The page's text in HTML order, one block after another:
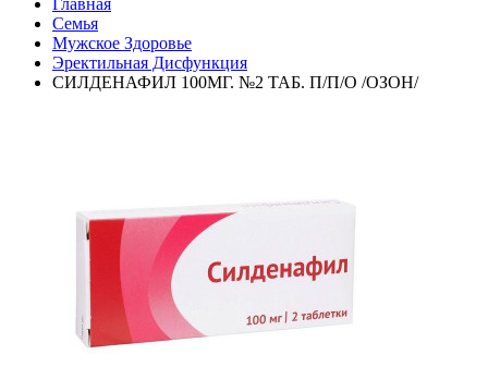
Главная
Семья
Мужское Здоровье
Эректильная Дисфункция
СИЛДЕНАФИЛ 100МГ. №2 ТАБ. П/П/О /ОЗОН/